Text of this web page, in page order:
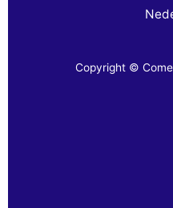
Copyright ©